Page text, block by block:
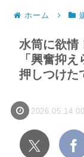
ホーム
水筒に欲
「興奮抑
押しつけた
2026.05.14